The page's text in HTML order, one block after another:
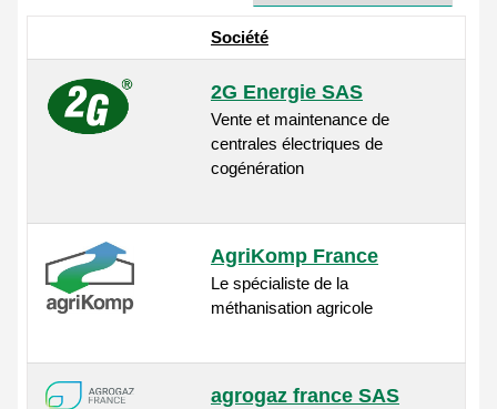
Société
2G Energie SAS
Vente et maintenance de
centrales électriques de
cogénération
AgriKomp France
Le spécialiste de la
méthanisation agricole
agrogaz france SAS